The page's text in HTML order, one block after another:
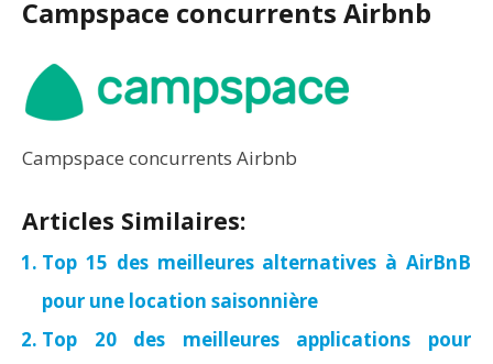
Campspace concurrents Airbnb
Campspace concurrents Airbnb
Articles Similaires:
Top 15 des meilleures alternatives à AirBnB
pour une location saisonnière
Top 20 des meilleures applications pour